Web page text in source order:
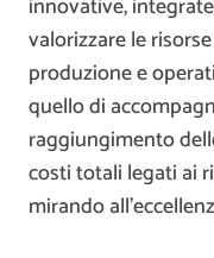
valorizzare le
produzione e
quello di
raggiungimento
costi totali legati ai
mirando